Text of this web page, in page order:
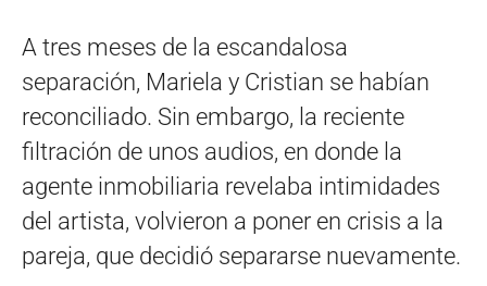
A tres meses de la escandalosa
separación, Mariela y Cristian se habían
reconciliado. Sin embargo, la reciente
filtración de unos audios, en donde la
agente inmobiliaria revelaba intimidades
del artista, volvieron a poner en crisis a la
pareja, que decidió separarse nuevamente.